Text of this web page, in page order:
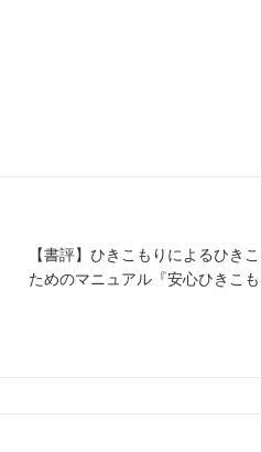
【書評】ひきこもりによるひき
ためのマニュアル『安心ひきこ